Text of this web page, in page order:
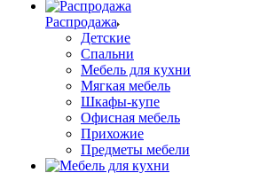
Распродажа
Детские
Спальни
Мебель для кухни
Мягкая мебель
Шкафы-купе
Офисная мебель
Прихожие
Предметы мебели